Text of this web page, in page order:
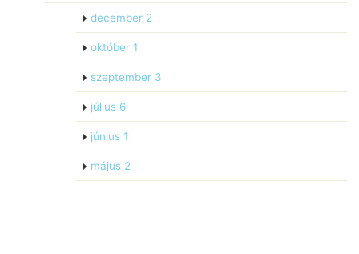
december 2
október 1
szeptember 3
július 6
június 1
május 2